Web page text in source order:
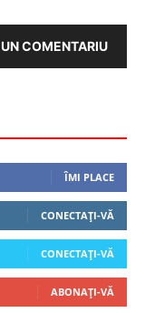
COMENTARIU
ÎMI PLACE
CONECTAȚI-VĂ
CONECTAȚI-VĂ
ABONAȚI-VĂ